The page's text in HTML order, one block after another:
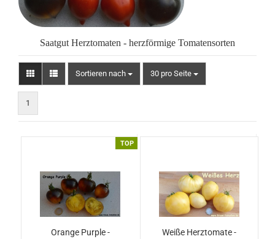
Saatgut Herztomaten - herzförmige Tomatensorten
Sortieren nach
Sortieren nach 30 pro Seite
pro Seite
1
TOP
Orange Purple -
Weiße Herztomate -